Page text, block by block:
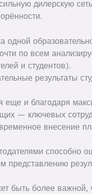
дилерскую
одной
по всем
и студентов).
результаты
и благодаря
— ключевых
внесение
способно
быть более